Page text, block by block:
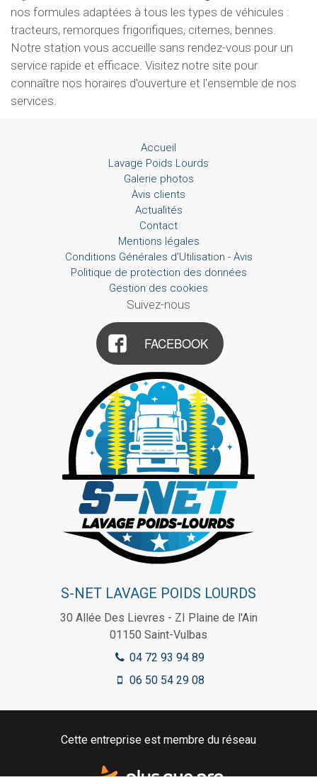
nos formules adaptées à tous les types de véhicules :
tracteurs, remorques frigorifiques, citernes, bennes.
Notre station vous accueille sans rendez-vous pour un
service rapide et efficace. Visitez notre site pour
connaître nos horaires d'ouverture et l'ensemble de nos
services.
Accueil
Lavage Poids Lourds
Galerie photos
Avis clients
Actualités
Contact
Mentions légales
Conditions Générales d'Utilisation - Avis
Politique de protection des données
Gestion des cookies
Suivez-nous
FACEBOOK
S-NET LAVAGE POIDS LOURDS
30 Allée Des Lievres - ZI Plaine de l'Ain
01150 Saint-Vulbas
04 72 93 94 89
06 50 54 29 08
Cette entreprise est membre du réseau